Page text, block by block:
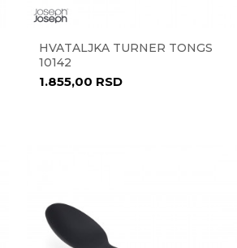
HVATALJKA TURNER TONGS
10142
1.855,00 RSD